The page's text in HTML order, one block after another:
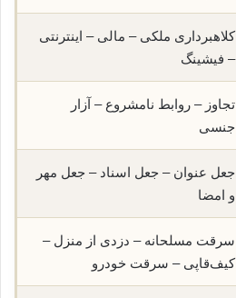
کلاهبرداری ملکی – مالی – اینترنتی
– فیشینگ
تجاوز – روابط نامشروع – آزار
جنسی
جعل عنوان – جعل اسناد – جعل مهر
و امضا
سرقت مسلحانه – دزدی از منزل –
کیف‌قاپی – سرقت خودرو